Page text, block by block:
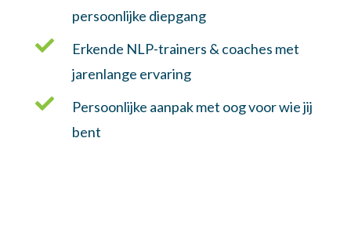
persoonlijke diepgang

Erkende NLP-trainers & coaches met
jarenlange ervaring

Persoonlijke aanpak met oog voor wie jij
bent